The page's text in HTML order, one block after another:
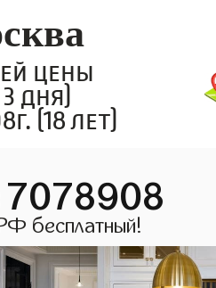
цены
дня)
(18 лет)
бесплатный!